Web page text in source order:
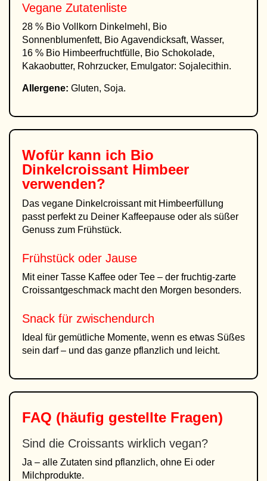
Vegane Zutatenliste
28 % Bio Vollkorn Dinkelmehl, Bio
Sonnenblumenfett, Bio Agavendicksaft, Wasser,
16 % Bio Himbeerfruchtfülle, Bio Schokolade,
Kakaobutter, Rohrzucker, Emulgator: Sojalecithin.
Allergene: Gluten, Soja.
Wofür kann ich Bio
Dinkelcroissant Himbeer
verwenden?
Das vegane Dinkelcroissant mit Himbeerfüllung
passt perfekt zu Deiner Kaffeepause oder als süßer
Genuss zum Frühstück.
Frühstück oder Jause
Mit einer Tasse Kaffee oder Tee – der fruchtig-zarte
Croissantgeschmack macht den Morgen besonders.
Snack für zwischendurch
Ideal für gemütliche Momente, wenn es etwas Süßes
sein darf – und das ganze pflanzlich und leicht.
FAQ (häufig gestellte Fragen)
Sind die Croissants wirklich vegan?
Ja – alle Zutaten sind pflanzlich, ohne Ei oder
Milchprodukte.